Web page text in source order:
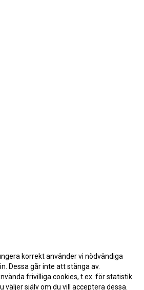
korrekt använder vi nödvändiga
Dessa går inte att stänga av.
frivilliga cookies, t.ex. för statistik
väljer själv om du vill acceptera dessa.